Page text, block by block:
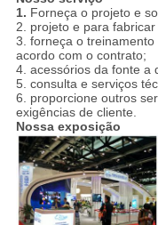
1. Forneça o projeto e
2. projeto e para
3. forneça o
acordo com o contrato;
4. acessórios da fonte a
5. consulta e serviços
6. proporcione outros
exigências de cliente.
Nossa exposição